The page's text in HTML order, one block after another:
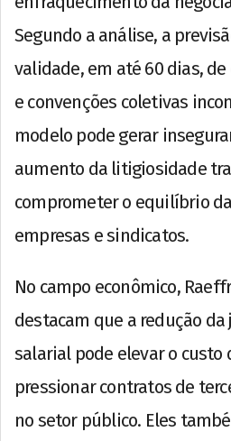
Segundo a análise, a
validade, em até 60 dias,
e convenções coletivas
modelo pode gerar
aumento da litigiosidade
comprometer o equilíbrio
empresas e sindicatos.
No campo econômico,
destacam que a redução
salarial pode elevar o custo
pressionar contratos de
no setor público. Eles